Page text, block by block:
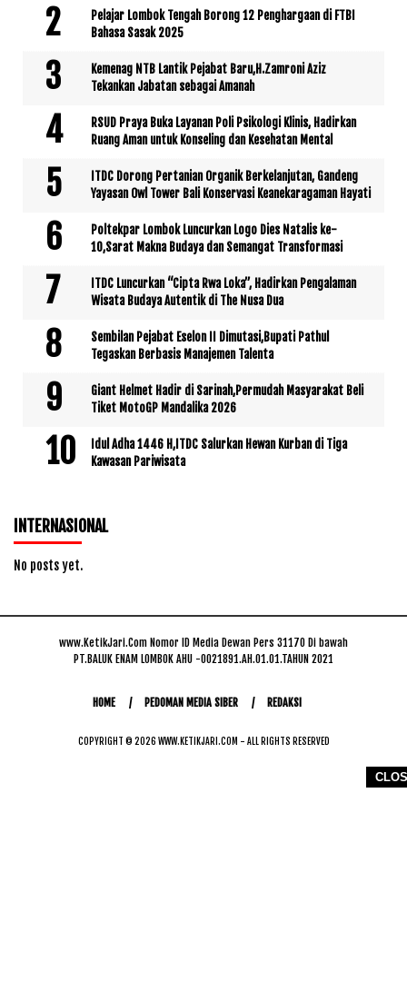
Pelajar Lombok Tengah Borong 12 Penghargaan di FTBI
Bahasa Sasak 2025
Kemenag NTB Lantik Pejabat Baru,H.Zamroni Aziz
Tekankan Jabatan sebagai Amanah
RSUD Praya Buka Layanan Poli Psikologi Klinis, Hadirkan
Ruang Aman untuk Konseling dan Kesehatan Mental
ITDC Dorong Pertanian Organik Berkelanjutan, Gandeng
Yayasan Owl Tower Bali Konservasi Keanekaragaman Hayati
Poltekpar Lombok Luncurkan Logo Dies Natalis ke-
10,Sarat Makna Budaya dan Semangat Transformasi
ITDC Luncurkan “Cipta Rwa Loka”, Hadirkan Pengalaman
Wisata Budaya Autentik di The Nusa Dua
Sembilan Pejabat Eselon II Dimutasi,Bupati Pathul
Tegaskan Berbasis Manajemen Talenta
Giant Helmet Hadir di Sarinah,Permudah Masyarakat Beli
Tiket MotoGP Mandalika 2026
Idul Adha 1446 H,ITDC Salurkan Hewan Kurban di Tiga
Kawasan Pariwisata
INTERNASIONAL
No posts yet.
www.KetikJari.Com Nomor ID Media Dewan Pers 31170 Di bawah
PT.BALUK ENAM LOMBOK AHU -0021891.AH.01.01.TAHUN 2021
HOME PEDOMAN MEDIA SIBER REDAKSI
COPYRIGHT © 2026 WWW.KETIKJARI.COM - ALL RIGHTS RESERVED